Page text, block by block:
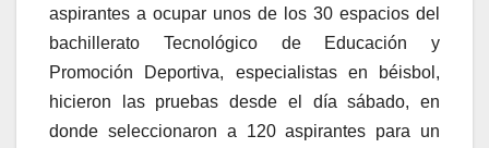
aspirantes a ocupar unos de los 30 espacios del
bachillerato Tecnológico de Educación y
Promoción Deportiva, especialistas en béisbol,
hicieron las pruebas desde el día sábado, en
donde seleccionaron a 120 aspirantes para un